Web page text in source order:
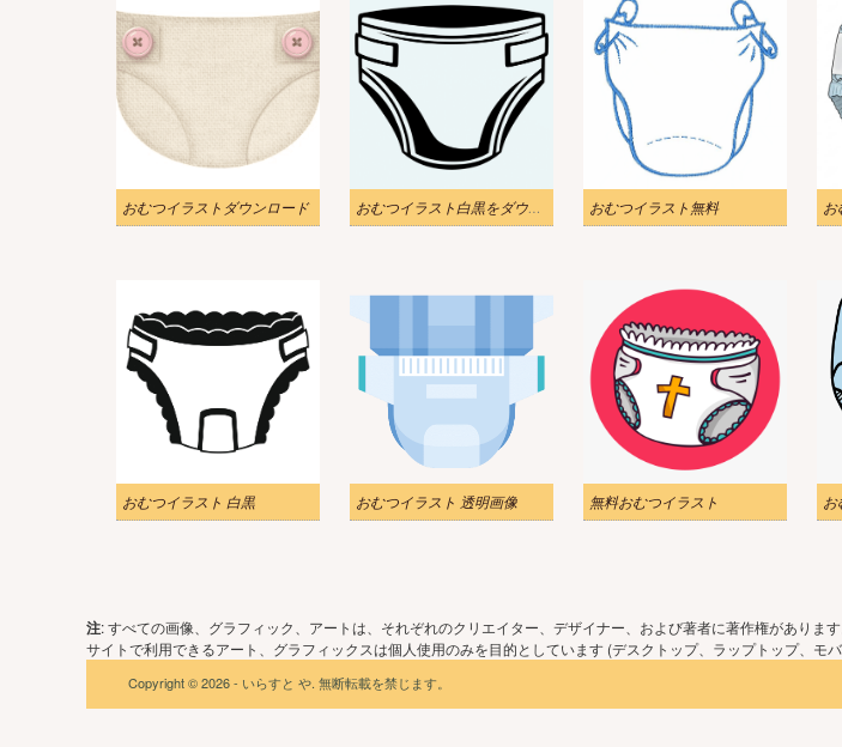
おむつイラストダウンロード おむつイラスト白黒をダウンロード おむつイラスト無料 お
おむつイラスト 白黒 おむつイラスト 透明画像 無料おむつイラスト お
注: すべての画像、グラフィック、アートは、それぞれのクリエイター、デザイナー、および著者に著作権があり
サイトで利用できるアート、グラフィックスは個人使用のみを目的としています (デスクトップ、ラップトップ、モ
Copyright © 2026 - いらすと や. 無断転載を禁じます。